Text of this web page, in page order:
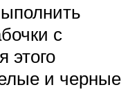
с
этого
и черные